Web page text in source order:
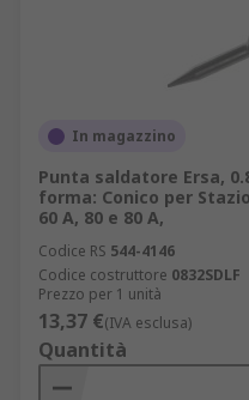
In magazzino
Punta saldatore Ersa,
forma: Conico per
60 A, 80 e 80 A,
Codice RS 544-4146
Codice costruttore 0832SDLF
Prezzo per 1 unità
13,37 €(IVA esclusa)
Quantità